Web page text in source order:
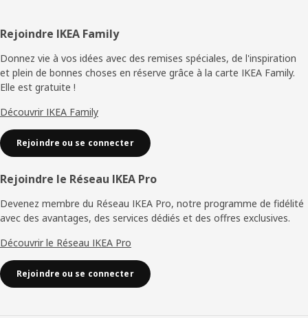
Des produits faciles à utiliser
La série MÅLA existe depuis longtemps, mais elle continue de
s'agrandir et d'évoluer à mesure que nous identifions de
nouveaux besoins et que nous trouvons de nouvelles idées. Tous
l'inspiration surgit. « Il ne faut pas nécessairement qu'un parent
soit à proximité pour que l'enfant commence à peindre ou à
dessiner. Être capable de faire les choses seul est une part
importante de son développement. Les enfants grandissent en
faisant. »
Pied
de
page
Rejoindre IKEA Family
Donnez vie à vos idées avec des remises spéciales, de l'inspiration
et plein de bonnes choses en réserve grâce à la carte IKEA Family.
Elle est gratuite !
Découvrir IKEA Family
Rejoindre ou se connecter
Rejoindre le Réseau IKEA Pro
Devenez membre du Réseau IKEA Pro, notre programme de fidélité
avec des avantages, des services dédiés et des offres exclusives.
Découvrir le Réseau IKEA Pro
Rejoindre ou se connecter